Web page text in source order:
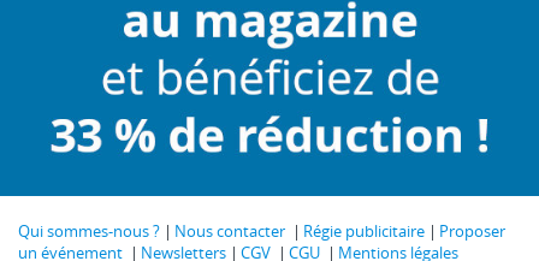
Qui sommes-nous ? Nous contacter Régie publicitaire
Proposer
un événement
Newsletters CGV CGU
Mentions légales